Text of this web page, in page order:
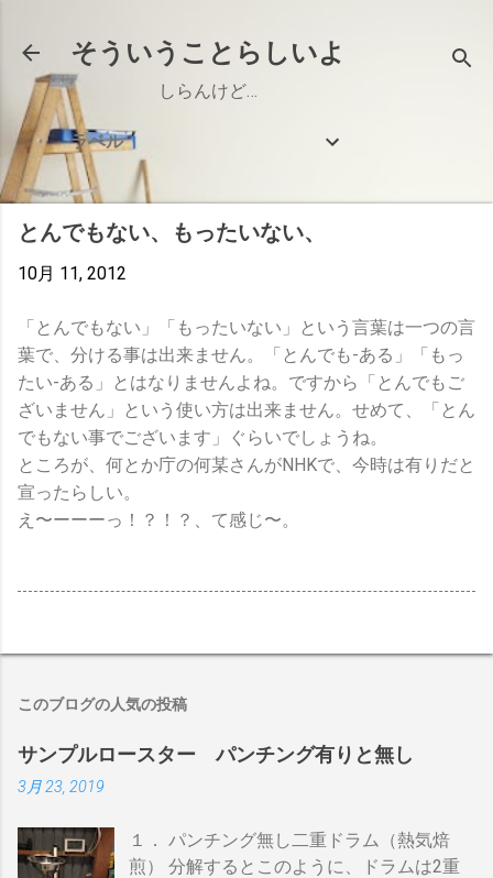
そういうことらしいよ
しらんけど…
ラベル
とんでもない、もったいない、
10月 11, 2012
「とんでもない」「もったいない」という言葉は一つの言
葉で、分ける事は出来ません。「とんでも-ある」「もっ
たい-ある」とはなりませんよね。ですから「とんでもご
ざいません」という使い方は出来ません。せめて、「とん
でもない事でございます」ぐらいでしょうね。
ところが、何とか庁の何某さんがNHKで、今時は有りだと
宣ったらしい。
え〜ーーーっ！？！？、て感じ〜。
このブログの人気の投稿
サンプルロースター パンチング有りと無し
3月 23, 2019
１． パンチング無し二重ドラム（熱気焙
煎） 分解するとこのように、ドラムは2重